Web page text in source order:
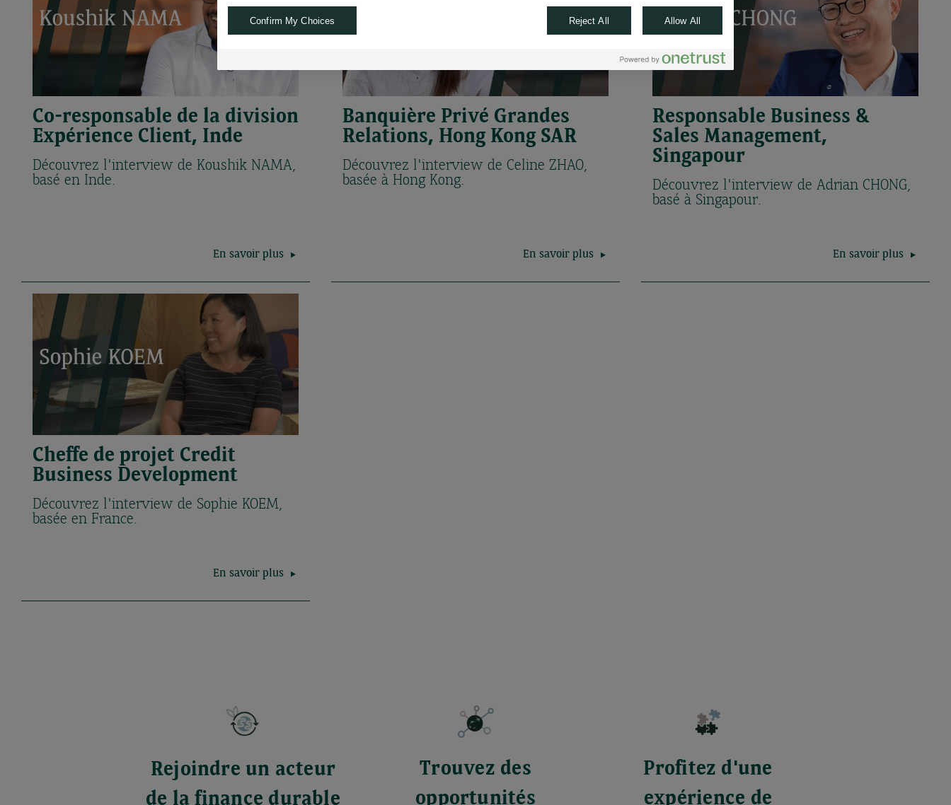
Co-responsable de la division
Expérience Client, Inde
Découvrez l'interview de Koushik NAMA,
basé en Inde.
En savoir plus
Banquière Privé Grandes
Relations, Hong Kong SAR
Découvrez l'interview de Celine ZHAO,
basée à Hong Kong.
En savoir plus
Responsable Business &
Sales Management,
Singapour
Découvrez l'interview de Adrian CHONG,
basé à Singapour.
En savoir plus
Cheffe de projet Credit
Business Development
Découvrez l'interview de Sophie KOEM,
basée en France.
En savoir plus
Rejoindre un acteur
de la finance durable
Trouvez des
opportunités
Profitez d'une
expérience de
Confirm My Choices Reject All Allow All